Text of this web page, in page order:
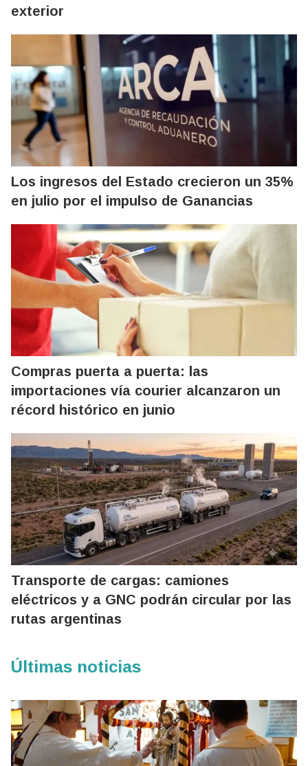
exterior
Los ingresos del Estado crecieron un 35%
en julio por el impulso de Ganancias
Compras puerta a puerta: las
importaciones vía courier alcanzaron un
récord histórico en junio
Transporte de cargas: camiones
eléctricos y a GNC podrán circular por las
rutas argentinas
Últimas noticias